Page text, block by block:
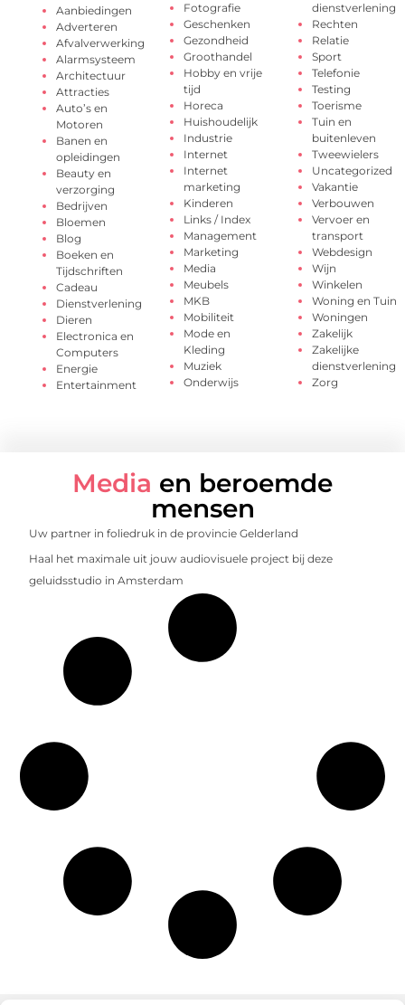
Aanbiedingen
Adverteren
Afvalverwerking
Alarmsysteem
Architectuur
Attracties
Auto’s en
Motoren
Banen en
opleidingen
Beauty en
verzorging
Bedrijven
Bloemen
Blog
Boeken en
Tijdschriften
Cadeau
Dienstverlening
Dieren
Electronica en
Computers
Energie
Entertainment
Fotografie
Geschenken
Gezondheid
Groothandel
Hobby en vrije
tijd
Horeca
Huishoudelijk
Industrie
Internet
Internet
marketing
Kinderen
Links / Index
Management
Marketing
Media
Meubels
MKB
Mobiliteit
Mode en
Kleding
Muziek
Onderwijs
dienstverlening
Rechten
Relatie
Sport
Telefonie
Testing
Toerisme
Tuin en
buitenleven
Tweewielers
Uncategorized
Vakantie
Verbouwen
Vervoer en
transport
Webdesign
Wijn
Winkelen
Woning en Tuin
Woningen
Zakelijk
Zakelijke
dienstverlening
Zorg
Media en beroemde
mensen
Uw partner in foliedruk in de provincie Gelderland
Haal het maximale uit jouw audiovisuele project bij deze
geluidsstudio in Amsterdam